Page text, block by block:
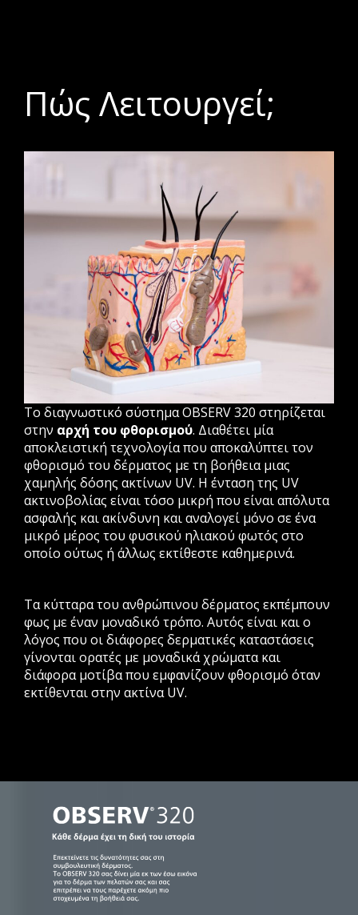
Πώς Λειτουργεί;
Το διαγνωστικό σύστημα OBSERV 320 στηρίζεται
στην αρχή του φθορισμού. Διαθέτει μία
αποκλειστική τεχνολογία που αποκαλύπτει τον
φθορισμό του δέρματος με τη βοήθεια μιας
χαμηλής δόσης ακτίνων UV. Η ένταση της UV
ακτινοβολίας είναι τόσο μικρή που είναι απόλυτα
ασφαλής και ακίνδυνη και αναλογεί μόνο σε ένα
μικρό μέρος του φυσικού ηλιακού φωτός στο
οποίο ούτως ή άλλως εκτίθεστε καθημερινά.
Τα κύτταρα του ανθρώπινου δέρματος εκπέμπουν
φως με έναν μοναδικό τρόπο. Αυτός είναι και ο
λόγος που οι διάφορες δερματικές καταστάσεις
γίνονται ορατές με μοναδικά χρώματα και
διάφορα μοτίβα που εμφανίζουν φθορισμό όταν
εκτίθενται στην ακτίνα UV.